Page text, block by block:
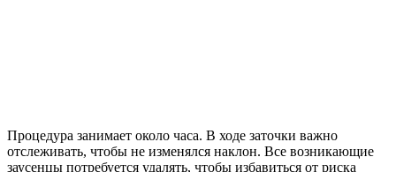
Процедура занимает около часа. В ходе заточки важно
отслеживать, чтобы не изменялся наклон. Все возникающие
заусенцы потребуется удалять, чтобы избавиться от риска